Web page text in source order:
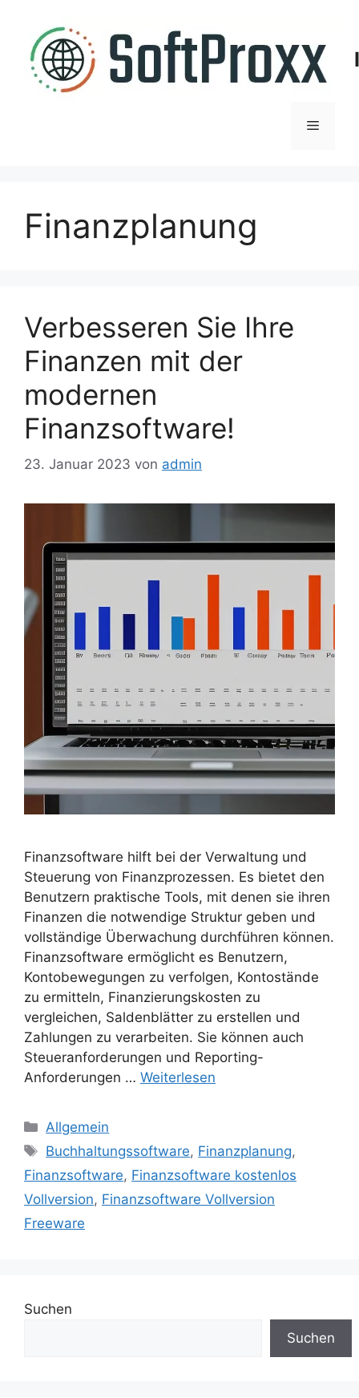
springen
Menü
Finanzplanung
Verbesseren Sie Ihre
Finanzen mit der
modernen
Finanzsoftware!
23. Januar 2023 von admin
Finanzsoftware hilft bei der Verwaltung und
Steuerung von Finanzprozessen. Es bietet den
Benutzern praktische Tools, mit denen sie ihren
Finanzen die notwendige Struktur geben und
vollständige Überwachung durchführen können.
Finanzsoftware ermöglicht es Benutzern,
Kontobewegungen zu verfolgen, Kontostände
zu ermitteln, Finanzierungskosten zu
vergleichen, Saldenblätter zu erstellen und
Zahlungen zu verarbeiten. Sie können auch
Steueranforderungen und Reporting-
Anforderungen … Weiterlesen
Kategorien
Allgemein
Schlagwörter
Buchhaltungssoftware, Finanzplanung,
Finanzsoftware, Finanzsoftware kostenlos
Vollversion, Finanzsoftware Vollversion
Freeware
Suchen
Suchen